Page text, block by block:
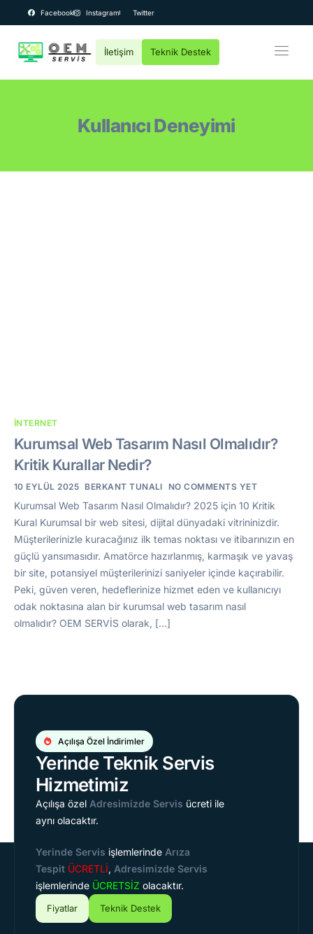
Facebook Instagram Twitter
OEM Bilgisayar
Teknik Servis
İletişim Teknik Destek
Kullanıcı Deneyimi
İNTERNET
Kurumsal Web Tasarım Nasıl Olmalıdır?
Kritik Kurallar Nedir?
10 EYLÜL 2025 BERKANT TUNALI NO COMMENTS YET
Kurumsal Web Tasarım Nasıl Olmalıdır? 2025 için 10 Kritik
Kural Kurumsal bir web sitesi, dijital dünyadaki vitrininizdir.
Müşterilerinizle kuracağınız ilk temas noktası ve itibarınızın en
güçlü yansımasıdır. Amatörce hazırlanmış, karmaşık ve yavaş
bir site, potansiyel müşterilerinizi saniyeler içinde kaçırabilir.
Peki, güven veren, hedeflerinize hizmet eden ve kullanıcıyı
odak noktasına alan bir kurumsal web tasarım nasıl
olmalıdır? OEM SERVİS olarak, […]
Açılışa Özel İndirimler
Yerinde Teknik Servis
Hizmetimiz
Açılışa özel Adresimizde Servis ücreti ile
aynı olacaktır.
Yerinde Servis işlemlerinde Arıza
Tespit ÜCRETLİ, Adresimizde Servis
işlemlerinde ÜCRETSİZ olacaktır.
Fiyatlar Teknik Destek